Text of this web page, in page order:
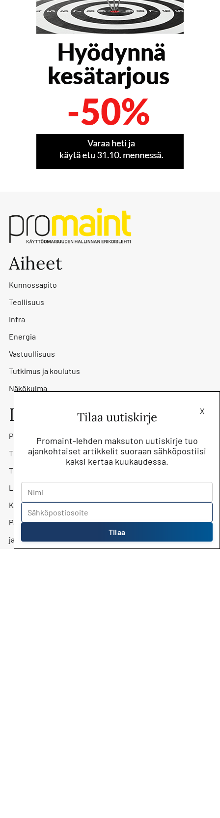
Aiheet
Kunnossapito
Teollisuus
Infra
Energia
Vastuullisuus
Tutkimus ja koulutus
Näkökulma
Lehti
Promaint-lehti
Tilaa lehti
Tilaa uutiskirje
Lehtiarkisto
Kunnossapitoyhdistys Promaint ry
Päätoimittaja Jari Kostiainen
jari.kostiainen@kunnossapito.fi
X
Tilaa uutiskirje
Promaint-lehden maksuton uutiskirje tuo
ajankohtaiset artikkelit suoraan sähköpostiisi
kaksi kertaa kuukaudessa.
Tilaa